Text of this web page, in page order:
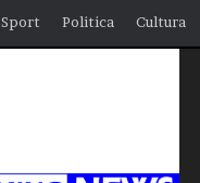
Sport Politica Cultura